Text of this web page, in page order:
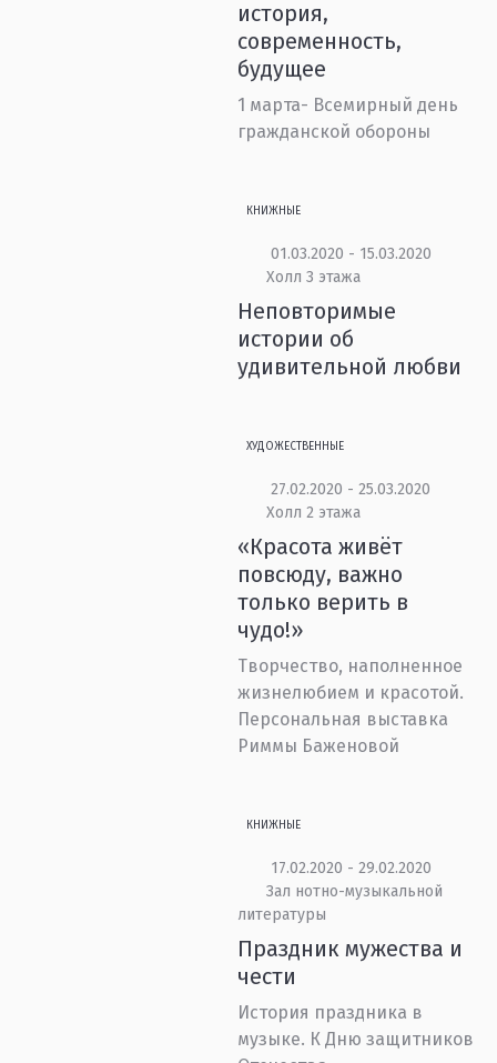
история,
современность,
будущее
1 марта- Всемирный день
гражданской обороны
КНИЖНЫЕ
01.03.2020 - 15.03.2020
Холл 3 этажа
Неповторимые
истории об
удивительной любви
ХУДОЖЕСТВЕННЫЕ
27.02.2020 - 25.03.2020
Холл 2 этажа
«Красота живёт
повсюду, важно
только верить в
чудо!»
Творчество, наполненное
жизнелюбием и красотой.
Персональная выставка
Риммы Баженовой
КНИЖНЫЕ
17.02.2020 - 29.02.2020
Зал нотно-музыкальной
литературы
Праздник мужества и
чести
История праздника в
музыке. К Дню защитников